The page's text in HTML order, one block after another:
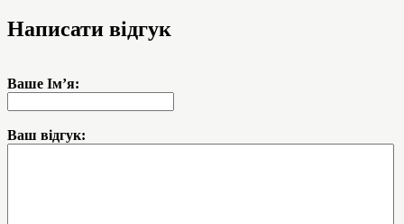
Написати відгук
Ваше Ім’я:
Ваш відгук: